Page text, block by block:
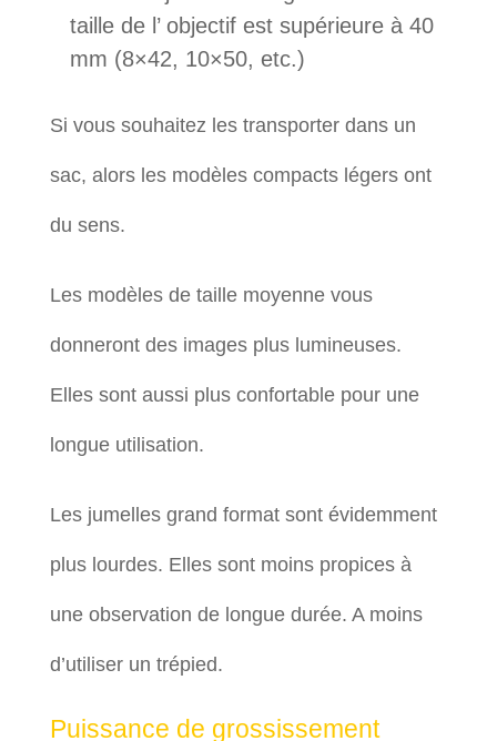
taille de l’ objectif est supérieure à 40
mm (8×42, 10×50, etc.)
Si vous souhaitez les transporter dans un
sac, alors les modèles compacts légers ont
du sens.
Les modèles de taille moyenne vous
donneront des images plus lumineuses.
Elles sont aussi plus confortable pour une
longue utilisation.
Les jumelles grand format sont évidemment
plus lourdes. Elles sont moins propices à
une observation de longue durée. A moins
d’utiliser un trépied.
Puissance de grossissement